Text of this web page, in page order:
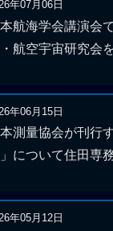
年07月06日
航海学会講演会
航空宇宙研究会
年06月15日
測量協会が刊行
について住田専
年05月12日